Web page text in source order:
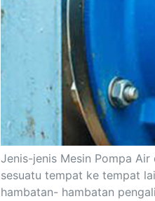
Jenis-jenis Mesin Pompa
sesuatu tempat ke tempat
hambatan- hambatan